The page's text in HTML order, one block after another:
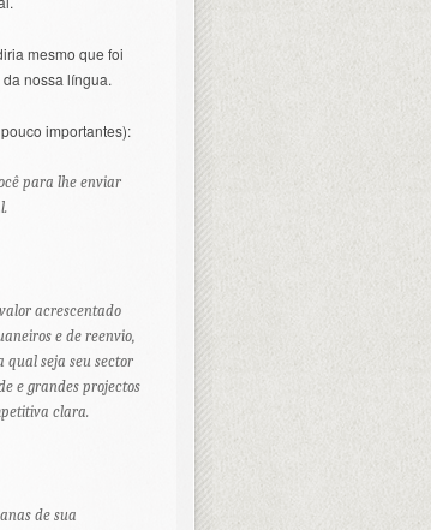
mesmo que foi
nossa língua.
importantes):
para lhe enviar
acrescentado
e de reenvio,
qual seja seu sector
e grandes projectos
clara.
de sua